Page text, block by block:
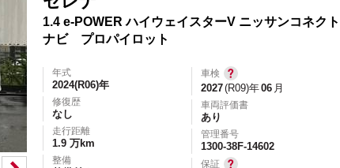
1.4 e-POWER ハイウェイスターV ニッサンコネクト
ナビ プロパイロット
年式
2024(R06)年
修復歴
なし
走行距離
1.9 万km
整備
車検
2027(R09)年06 月
車両評価書
あり
管理番号
1300-38F-14602
保証